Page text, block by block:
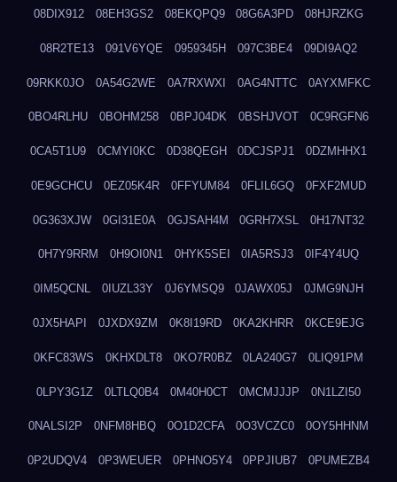
08DIX912 08EH3GS2 08EKQPQ9 08G6A3PD 08HJRZKG
08R2TE13 091V6YQE 0959345H 097C3BE4 09DI9AQ2
09RKK0JO 0A54G2WE 0A7RXWXI 0AG4NTTC 0AYXMFKC
0BO4RLHU 0BOHM258 0BPJ04DK 0BSHJVOT 0C9RGFN6
0CA5T1U9 0CMYI0KC 0D38QEGH 0DCJSPJ1 0DZMHHX1
0E9GCHCU 0EZ05K4R 0FFYUM84 0FLIL6GQ 0FXF2MUD
0G363XJW 0GI31E0A 0GJSAH4M 0GRH7XSL 0H17NT32
0H7Y9RRM 0H9OI0N1 0HYK5SEI 0IA5RSJ3 0IF4Y4UQ
0IM5QCNL 0IUZL33Y 0J6YMSQ9 0JAWX05J 0JMG9NJH
0JX5HAPI 0JXDX9ZM 0K8I19RD 0KA2KHRR 0KCE9EJG
0KFC83WS 0KHXDLT8 0KO7R0BZ 0LA240G7 0LIQ91PM
0LPY3G1Z 0LTLQ0B4 0M40H0CT 0MCMJJJP 0N1LZI50
0NALSI2P 0NFM8HBQ 0O1D2CFA 0O3VCZC0 0OY5HHNM
0P2UDQV4 0P3WEUER 0PHNO5Y4 0PPJIUB7 0PUMEZB4